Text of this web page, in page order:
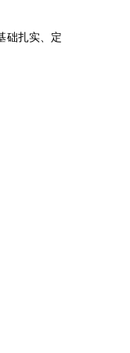
础扎实、定